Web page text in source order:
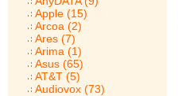
Apple (15)
Arcoa (2)
Ares (7)
Arima (1)
Asus (65)
AT&T (5)
Audiovox (73)